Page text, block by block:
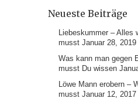
Neueste Beiträge
Liebeskummer – Alles
musst Januar 28, 2019
Was kann man gegen
musst Du wissen
Löwe Mann erobern –
musst Januar 12, 2017